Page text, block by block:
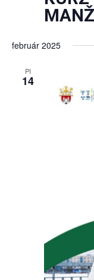
február 2025
PI
14